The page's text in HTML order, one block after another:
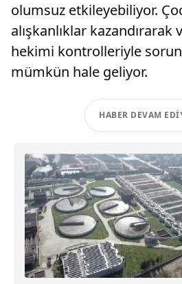
olumsuz etkileyebiliyor.
alışkanlıklar kazandırarak
hekimi kontrolleriyle
mümkün hale geliyor.
HABER DEVAM